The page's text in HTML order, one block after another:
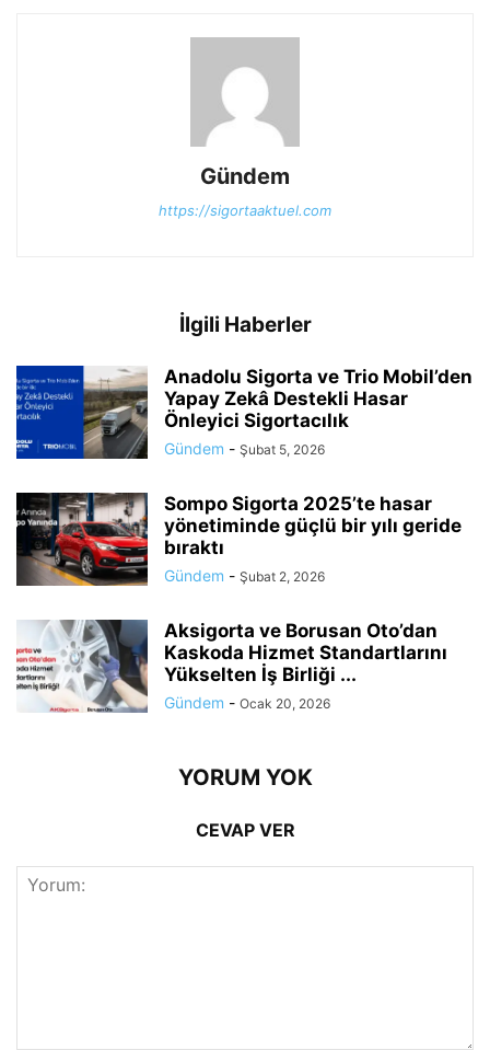
Gündem
https://sigortaaktuel.com
İlgili Haberler
Anadolu Sigorta ve Trio Mobil’den
Yapay Zekâ Destekli Hasar
Önleyici Sigortacılık
Gündem - Şubat 5, 2026
Sompo Sigorta 2025’te hasar
yönetiminde güçlü bir yılı geride
bıraktı
Gündem - Şubat 2, 2026
Aksigorta ve Borusan Oto’dan
Kaskoda Hizmet Standartlarını
Yükselten İş Birliği ...
Gündem - Ocak 20, 2026
YORUM YOK
CEVAP VER